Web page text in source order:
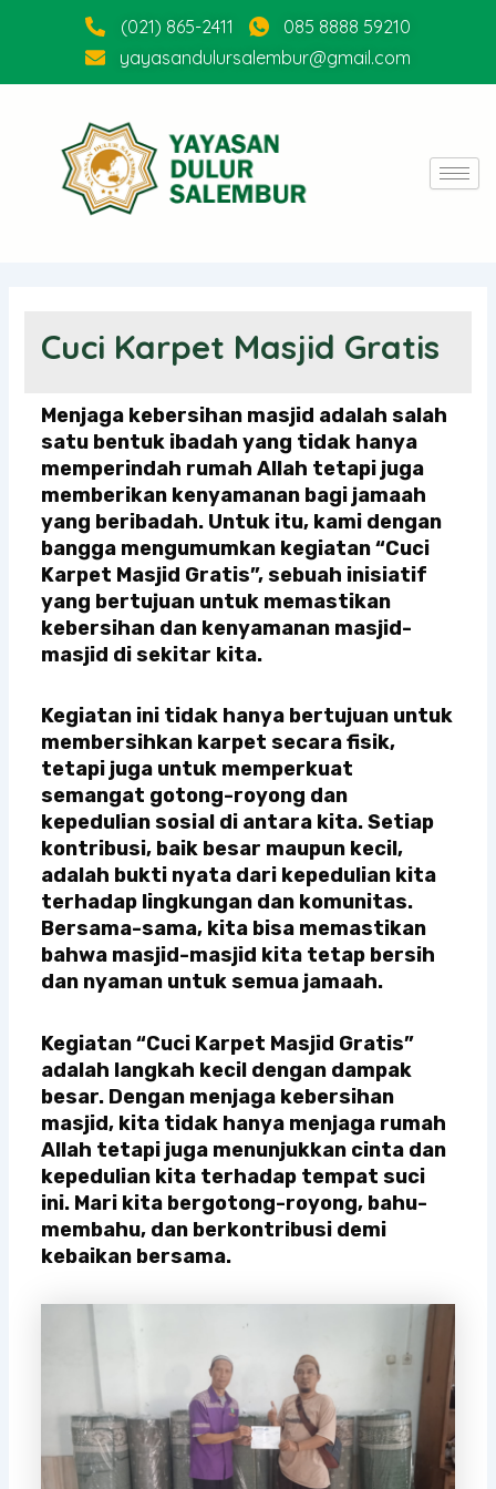
(021) 865-2411
085 8888 59210
yayasandulursalembur@gmail.com
Cuci Karpet Masjid Gratis
Menjaga kebersihan masjid adalah salah
satu bentuk ibadah yang tidak hanya
memperindah rumah Allah tetapi juga
memberikan kenyamanan bagi jamaah
yang beribadah. Untuk itu, kami dengan
bangga mengumumkan kegiatan “Cuci
Karpet Masjid Gratis”, sebuah inisiatif
yang bertujuan untuk memastikan
kebersihan dan kenyamanan masjid-
masjid di sekitar kita.
Kegiatan ini tidak hanya bertujuan untuk
membersihkan karpet secara fisik,
tetapi juga untuk memperkuat
semangat gotong-royong dan
kepedulian sosial di antara kita. Setiap
kontribusi, baik besar maupun kecil,
adalah bukti nyata dari kepedulian kita
terhadap lingkungan dan komunitas.
Bersama-sama, kita bisa memastikan
bahwa masjid-masjid kita tetap bersih
dan nyaman untuk semua jamaah.
Kegiatan “Cuci Karpet Masjid Gratis”
adalah langkah kecil dengan dampak
besar. Dengan menjaga kebersihan
masjid, kita tidak hanya menjaga rumah
Allah tetapi juga menunjukkan cinta dan
kepedulian kita terhadap tempat suci
ini. Mari kita bergotong-royong, bahu-
membahu, dan berkontribusi demi
kebaikan bersama.